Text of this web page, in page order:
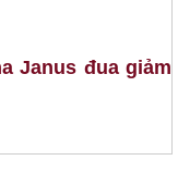
Janus đua giảm